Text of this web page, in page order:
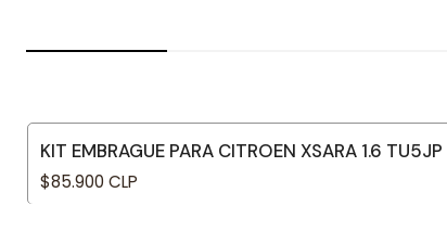
KIT EMBRAGUE PARA CITROEN XSARA 1.6 TU5JP
$85.900 CLP